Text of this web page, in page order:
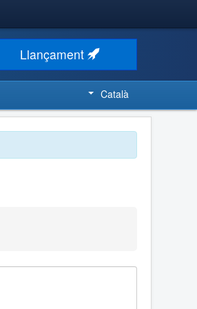
Llançament
Català